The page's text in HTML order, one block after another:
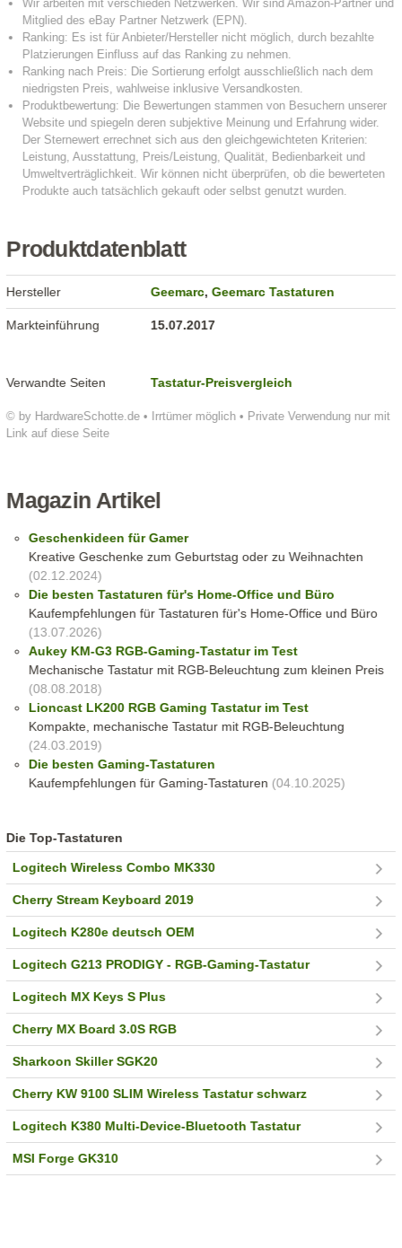
Produktdatenblatt
© by HardwareSchotte.de • Irrtümer möglich • Private Verwendung nur mit
Link auf diese Seite
Hersteller Geemarc,Geemarc Tastaturen
Markteinführung 15.07.2017
Verwandte Seiten Tastatur-Preisvergleich
Magazin Artikel
Geschenkideen für Gamer
Kreative Geschenke zum Geburtstag oder zu Weihnachten
(02.12.2024)
Die besten Tastaturen für's Home-Office und Büro
Kaufempfehlungen für Tastaturen für's Home-Office und Büro
(13.07.2026)
Aukey KM-G3 RGB-Gaming-Tastatur im Test
Mechanische Tastatur mit RGB-Beleuchtung zum kleinen Preis
(08.08.2018)
Lioncast LK200 RGB Gaming Tastatur im Test
Kompakte, mechanische Tastatur mit RGB-Beleuchtung
(24.03.2019)
Die besten Gaming-Tastaturen
Kaufempfehlungen für Gaming-Tastaturen (04.10.2025)
Die Top-Tastaturen
Logitech Wireless Combo MK330
Cherry Stream Keyboard 2019
Logitech K280e deutsch OEM
Logitech G213 PRODIGY - RGB-Gaming-Tastatur
Logitech MX Keys S Plus
Cherry MX Board 3.0S RGB
Sharkoon Skiller SGK20
Cherry KW 9100 SLIM Wireless Tastatur schwarz
Logitech K380 Multi-Device-Bluetooth Tastatur
MSI Forge GK310